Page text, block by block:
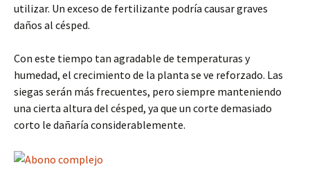
utilizar. Un exceso de fertilizante podría causar graves
daños al césped.
Con este tiempo tan agradable de temperaturas y
humedad, el crecimiento de la planta se ve reforzado. Las
siegas serán más frecuentes, pero siempre manteniendo
una cierta altura del césped, ya que un corte demasiado
corto le dañaría considerablemente.